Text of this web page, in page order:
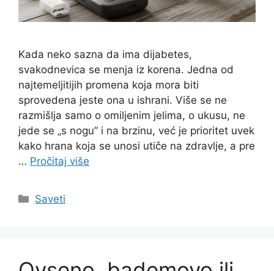
Kada neko sazna da ima dijabetes,
svakodnevica se menja iz korena. Jedna od
najtemeljitijih promena koja mora biti
sprovedena jeste ona u ishrani. Više se ne
razmišlja samo o omiljenim jelima, o ukusu, ne
jede se „s nogu” i na brzinu, već je prioritet uvek
kako hrana koja se unosi utiče na zdravlje, a pre
… Pročitaj više
Categories
Saveti